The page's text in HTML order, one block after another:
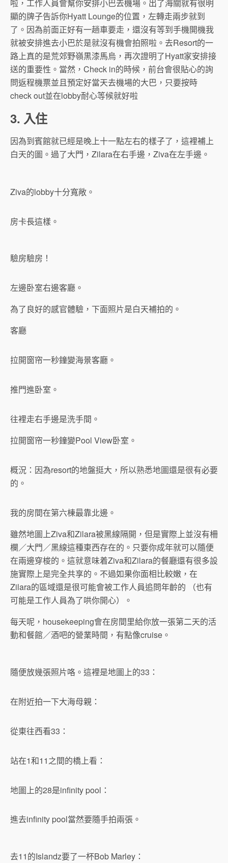
啦，工作人員會幫你安排小巴去機場。出了海關就有很明
顯的牌子告訴你Hyatt Lounge的位置，左轉走兩步就到
了。因為前面正好有一趟車要走，還沒有等到手機開機我
就被安排進去小巴於是就沒有機會拍照啦。去Resort的一
路上真的是荒郊野嶺黒漆馬烏，再次證明了Hyatt家安排接
送的重要性。當然，Check in的時候，前台會很貼心的詢
問返程機票並且預定好當天去機場的大巴，只要按時
check out並在lobby耐心等候就好啦
3. 入住
因為到賓館就已經是晚上十一點左右的樣子了，這裡補上
白天的圖。過了大門，Zilara在右手邊，Ziva在左手邊。
Ziva的lobby十分寬敞。
房卡長這樣。
驗房驗房！
左邊卧室右邊客廳。
為了良好的感官體驗，下面照片是白天補拍的。
客廳
拉開窗帘一秒鐘變海景客廳。
推門進卧室。
往裡走右手邊是洗手間。
拉開窗帘一秒鐘變Pool View卧室。
概況：因為resort的地盤挺大，所以熟悉地圖還是很有必要
的。
我的房間在第六棟最靠北邊。
雖然地圖上Ziva和Zilara被黑線隔開，但是實際上並沒有柵
欄／大門／黑線這種東西存在的。只要你成年就可以隨便
在兩邊穿梭的。這就意味着Ziva和Zilara的餐廳還有很多設
施實際上是完全共享的。不過如果你面相比較嫩，在
Zilara的區域還是很可能會被工作人員追問年齡的 （也有
可能是工作人員為了哄你開心）。
每天呢，housekeeping會在房間里給你放一張第二天的活
動和餐館／酒吧的營業時間，有點像cruise。
隨便放幾張照片咯。這裡是地圖上的33：
在附近拍一下大海母親：
從東往西看33：
站在1和11之間的橋上看：
地圖上的28是infinity pool：
進去infinity pool當然要隨手拍兩張。
去11的Islandz要了一杯Bob Marley：